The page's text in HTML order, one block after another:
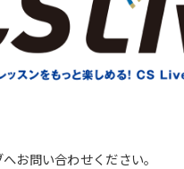
お問い合わせください。